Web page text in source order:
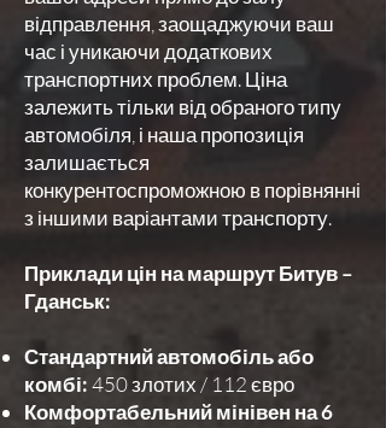
відправлення, заощаджуючи ваш
час і уникаючи додаткових
транспортних проблем. Ціна
залежить тільки від обраного типу
автомобіля, і наша пропозиція
залишається
конкурентоспроможною в порівнянні
з іншими варіантами транспорту.
Приклади цін на маршрут Битув –
Гданськ:
Стандартний автомобіль або
комбі:450 злотих / 112 євро
Комфортабельний мінівен на 6